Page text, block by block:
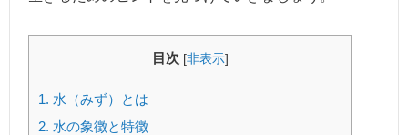
目次 [非表示]
1. 水（みず）とは
2. 水の象徴と特徴